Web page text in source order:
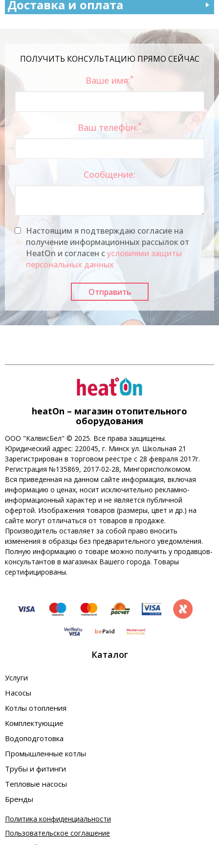
Доставка и оплата
ПОЛУЧИТЬ КОНСУЛЬТАЦИЮ ПРЯМО СЕЙЧАС
Ваше имя:*
Ваш телефон:*
Сообщение:
Настоящим я подтверждаю согласие на
получение информационных рассылок от
HeatOn и согласен сусловиями защиты
персональных данных
heatOn – магазин отопительного
оборудования
ООО "КалвисБел" © 2025. Все права защищены.
Юридический адрес: 220045, г. Минск ул. Школьная 21
Зарегистрирован в торговом реестре с 28 февраля 2017г.
Регистрация №135869, 2017-02-28, Мингорисполкомом.
Вся приведенная на данном сайте информация, включая
информацию о ценах, носит исключительно рекламно-
информационный характер и не является публичной
офертой. Изображения товаров (размеры, цвет и др.) на
сайте могут отличаться от товаров в продаже.
Производитель оставляет за собой право вносить
изменения в образцы без предварительного уведомления.
Полную информацию о товаре можно получить у продавцов-
консультантов в магазинах Вашего города. Товары
сертифицированы.
Каталог
Услуги
Насосы
Котлы отопления
Комплектующие
Водоподготовка
Промышленные котлы
Трубы и фитинги
Тепловые насосы
Бренды
Политика конфиденциальности
Пользовательское соглашение